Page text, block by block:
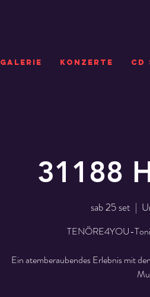
GALERIE KONZERTE CD
31188
sab 25 set
  |
TENÖRE4YOU-
Ein atemberaubendes Erlebnis mit